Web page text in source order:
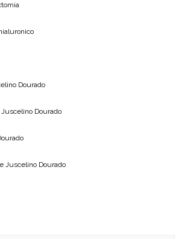
Dourado
Juscelino Dourado
Juscelino Dourado